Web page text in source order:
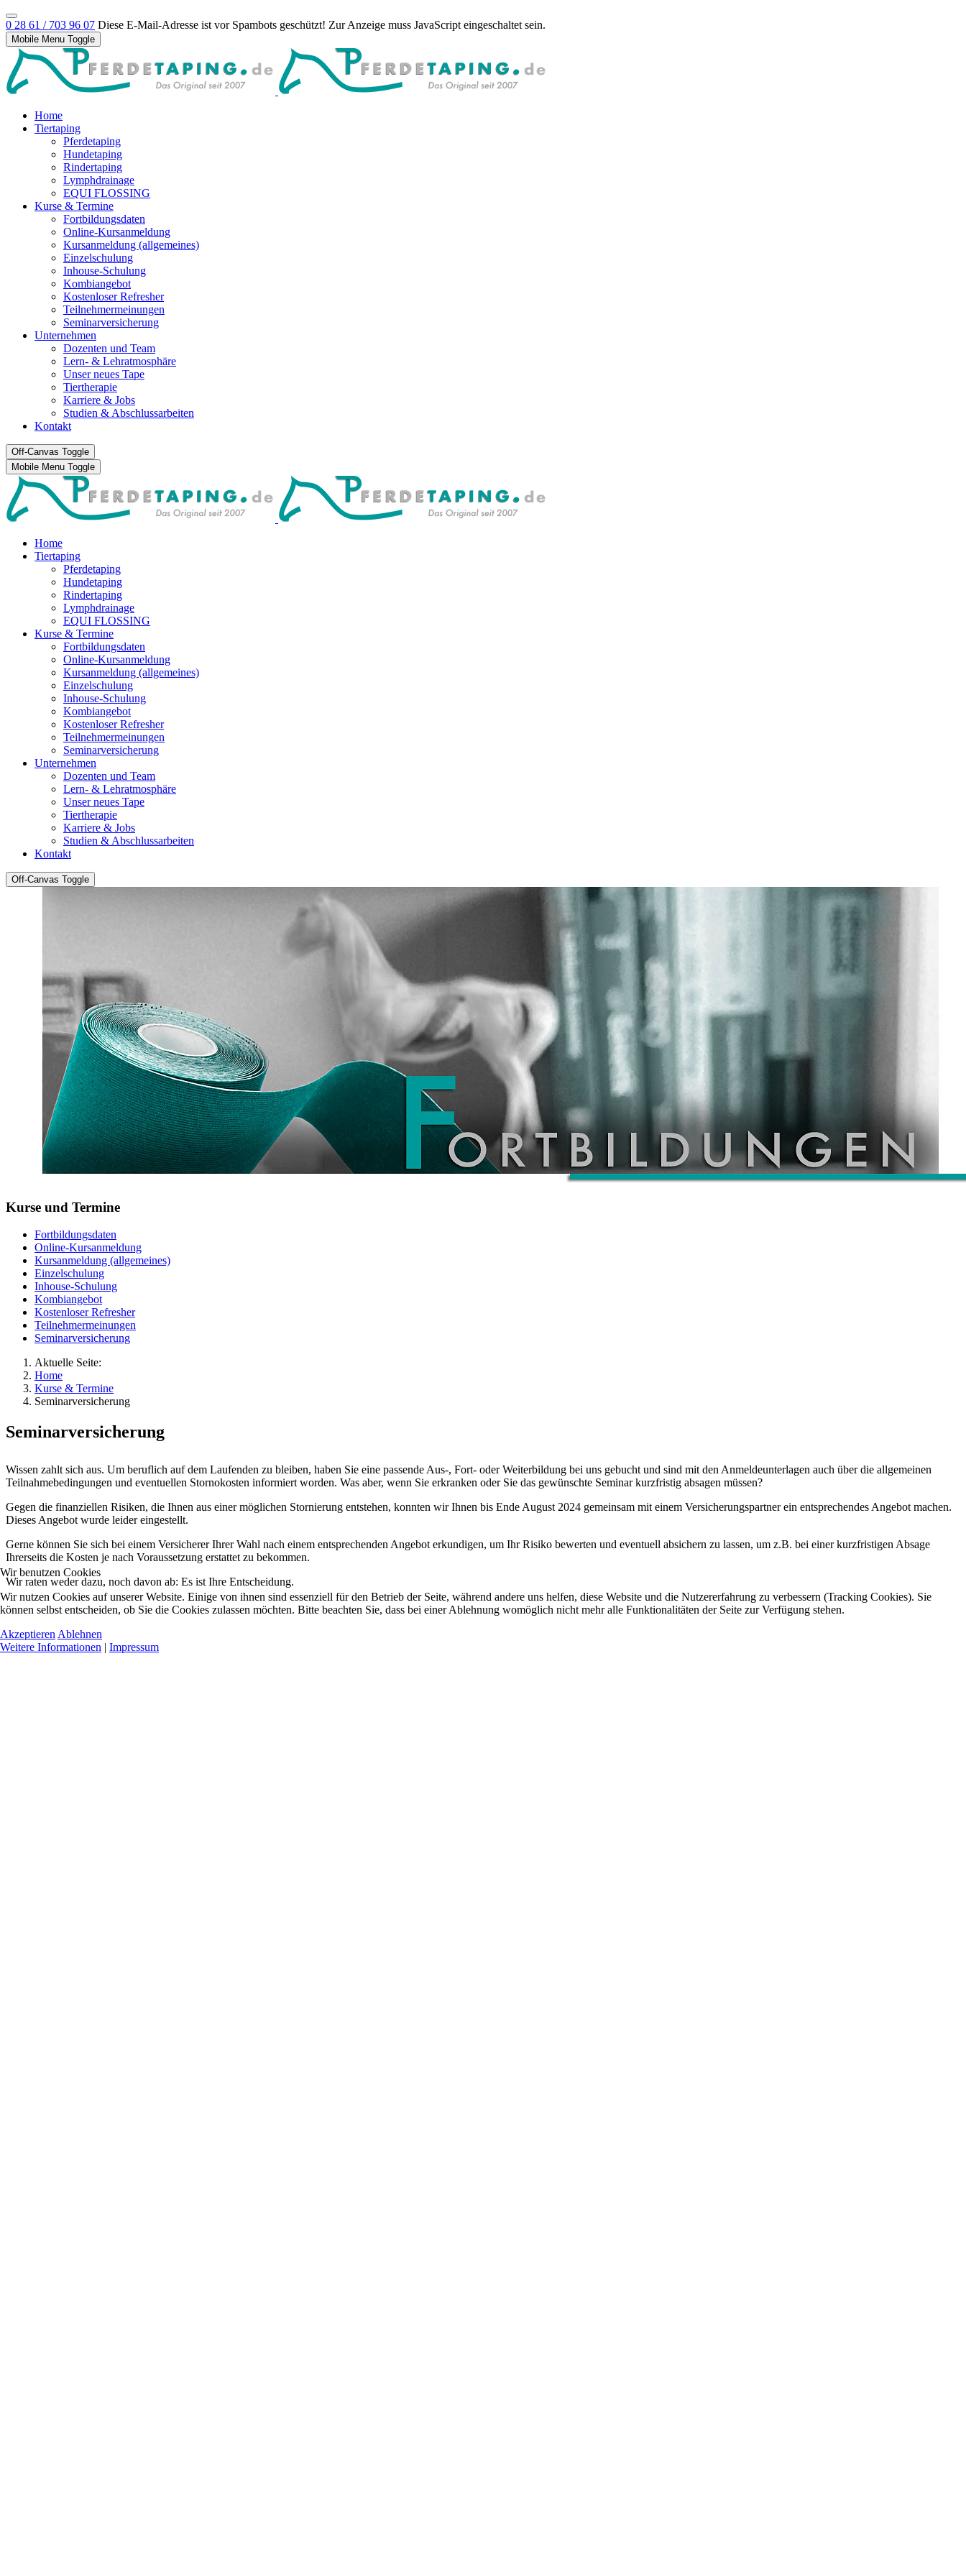
0 28 61 / 703 96 07 Diese E-Mail-Adresse ist vor Spambots geschützt! Zur Anzeige muss JavaScript eingeschaltet sein.
Mobile Menu Toggle
Home
Tiertaping
Pferdetaping
Hundetaping
Rindertaping
Lymphdrainage
EQUI FLOSSING
Kurse & Termine
Fortbildungsdaten
Online-Kursanmeldung
Kursanmeldung (allgemeines)
Einzelschulung
Inhouse-Schulung
Kombiangebot
Kostenloser Refresher
Teilnehmermeinungen
Seminarversicherung
Unternehmen
Dozenten und Team
Lern- & Lehratmosphäre
Unser neues Tape
Tiertherapie
Karriere & Jobs
Studien & Abschlussarbeiten
Kontakt
Off-Canvas Toggle
Mobile Menu Toggle
Home
Tiertaping
Pferdetaping
Hundetaping
Rindertaping
Lymphdrainage
EQUI FLOSSING
Kurse & Termine
Fortbildungsdaten
Online-Kursanmeldung
Kursanmeldung (allgemeines)
Einzelschulung
Inhouse-Schulung
Kombiangebot
Kostenloser Refresher
Teilnehmermeinungen
Seminarversicherung
Unternehmen
Dozenten und Team
Lern- & Lehratmosphäre
Unser neues Tape
Tiertherapie
Karriere & Jobs
Studien & Abschlussarbeiten
Kontakt
Off-Canvas Toggle
Kurse und Termine
Fortbildungsdaten
Online-Kursanmeldung
Kursanmeldung (allgemeines)
Einzelschulung
Inhouse-Schulung
Kombiangebot
Kostenloser Refresher
Teilnehmermeinungen
Seminarversicherung
Aktuelle Seite:
Home
Kurse & Termine
Seminarversicherung
Seminarversicherung
Wissen zahlt sich aus. Um beruflich auf dem Laufenden zu bleiben, haben Sie eine passende Aus-, Fort- oder Weiterbildung bei uns gebucht und sind mit den Anmeldeunterlagen auch über die allgemeinen
Teilnahmebedingungen und eventuellen Stornokosten informiert worden. Was aber, wenn Sie erkranken oder Sie das gewünschte Seminar kurzfristig absagen müssen?
Gegen die finanziellen Risiken, die Ihnen aus einer möglichen Stornierung entstehen, konnten wir Ihnen bis Ende August 2024 gemeinsam mit einem Versicherungspartner ein entsprechendes Angebot machen.
Dieses Angebot wurde leider eingestellt.
Gerne können Sie sich bei einem Versicherer Ihrer Wahl nach einem entsprechenden Angebot erkundigen, um Ihr Risiko bewerten und eventuell absichern zu lassen, um z.B. bei einer kurzfristigen Absage
Ihrerseits die Kosten je nach Voraussetzung erstattet zu bekommen.
Wir raten weder dazu, noch davon ab: Es ist Ihre Entscheidung.
Wir benutzen Cookies
Wir nutzen Cookies auf unserer Website. Einige von ihnen sind essenziell für den Betrieb der Seite, während andere uns helfen, diese Website und die Nutzererfahrung zu verbessern (Tracking Cookies). Sie
können selbst entscheiden, ob Sie die Cookies zulassen möchten. Bitte beachten Sie, dass bei einer Ablehnung womöglich nicht mehr alle Funktionalitäten der Seite zur Verfügung stehen.
Akzeptieren Ablehnen
Weitere Informationen | Impressum